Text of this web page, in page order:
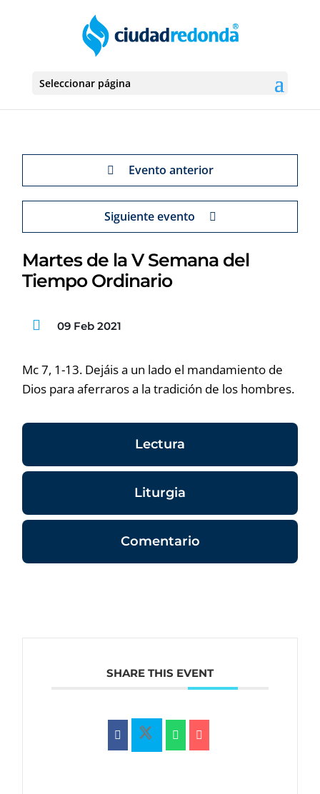
Seleccionar página
Evento anterior
Siguiente evento
Martes de la V Semana del
Tiempo Ordinario
09 Feb 2021
Mc 7, 1-13. Dejáis a un lado el mandamiento de
Dios para aferraros a la tradición de los hombres.
Lectura
Liturgia
Comentario
SHARE THIS EVENT